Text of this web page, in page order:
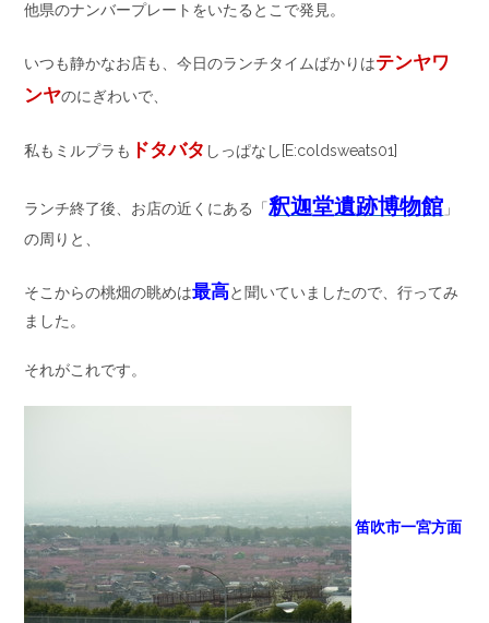
他県のナンバープレートをいたるとこで発見。
いつも静かなお店も、今日のランチタイムばかりはテンヤワ
ンヤのにぎわいで、
私もミルプラも ドタバタ しっぱなし[E:coldsweats01]
ランチ終了後、お店の近くにある「 釈迦堂遺跡博物館 」
の周りと、
そこからの桃畑の眺めは最高と聞いていましたので、行ってみ
ました。
それがこれです。
笛吹市一宮方面